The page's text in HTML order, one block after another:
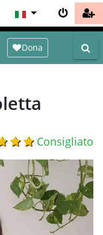
Dona
Consigliato